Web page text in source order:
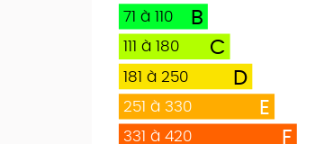
B
71 à 110
C
111 à 180
D
181 à 250
E
251 à 330
F
331 à 420